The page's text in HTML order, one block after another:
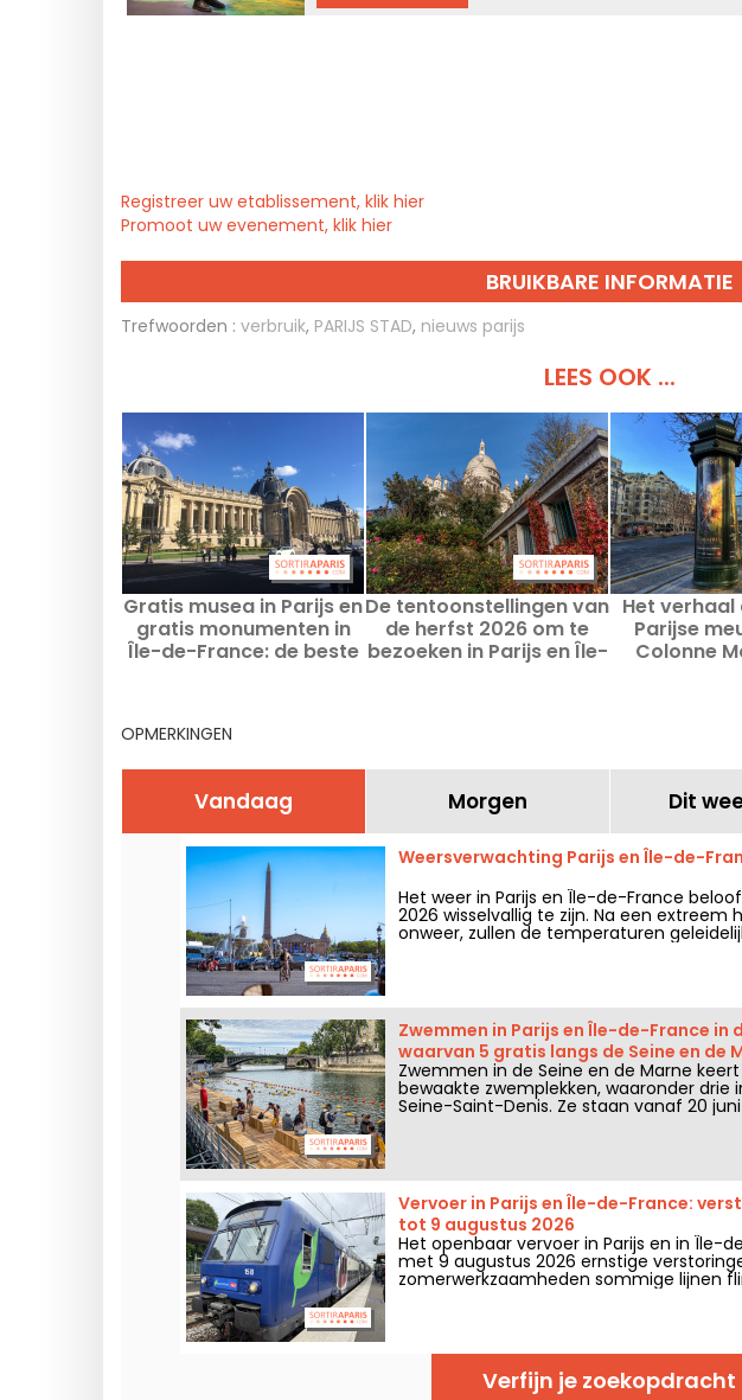
Registreer uw etablissement, klik hier
Promoot uw evenement, klik hier
BRUIKBARE INFORMATIE
Trefwoorden : verbruik, PARIJS STAD, nieuws parijs
LEES OOK ...
Gratis musea in Parijs en
gratis monumenten in
Île-de-France: de beste
De tentoonstellingen van
de herfst 2026 om te
bezoeken in Parijs en Île-
Het
Parijse
Colonne
OPMERKINGEN
Vandaag Morgen Dit
Weersverwachting Parijs en Île-de-
Het weer in Parijs en Île-de-France
2026 wisselvallig te zijn. Na een
onweer, zullen de temperaturen
Zwemmen in Parijs en Île-de-France in
waarvan 5 gratis langs de Seine en de
Zwemmen in de Seine en de Marne
bewaakte zwemplekken, waaronder drie
Seine-Saint-Denis. Ze staan vanaf 20
Vervoer in Parijs en Île-de-France:
tot 9 augustus 2026
Het openbaar vervoer in Parijs en in Île-
met 9 augustus 2026 ernstige
zomerwerkzaamheden sommige lijnen
Verfijn je zoekopdracht